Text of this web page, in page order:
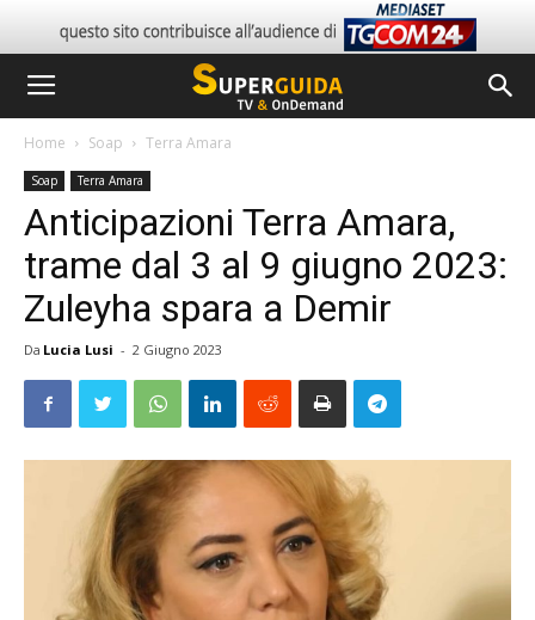
Home Soap Terra Amara
Soap Terra Amara
Anticipazioni Terra Amara,
trame dal 3 al 9 giugno 2023:
Zuleyha spara a Demir
Da Lucia Lusi - 2 Giugno 2023